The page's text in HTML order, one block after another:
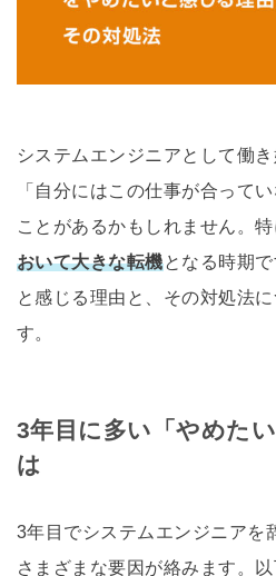
システムエンジニアとして働
「自分にはこの仕事が合って
ことがあるかもしれません。
おいて大きな転機となる時期
と感じる理由と、その対処法
す。
3年目に多い「やめた
は
3年目でシステムエンジニアを
さまざまな要因が絡みます。